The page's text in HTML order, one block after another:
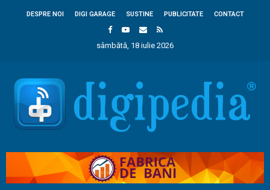
DESPRE NOI DIGI GARAGE SUSTINE PUBLICITATE CONTACT
sâmbătă, 18 iulie 2026